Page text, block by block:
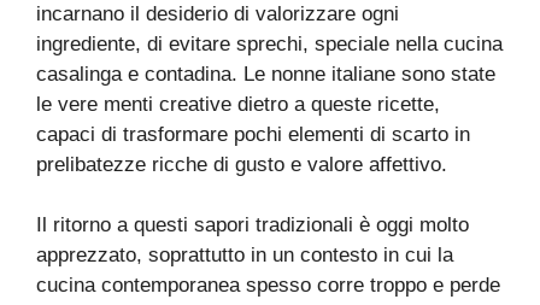
incarnano il desiderio di valorizzare ogni
ingrediente, di evitare sprechi, speciale nella cucina
casalinga e contadina. Le nonne italiane sono state
le vere menti creative dietro a queste ricette,
capaci di trasformare pochi elementi di scarto in
prelibatezze ricche di gusto e valore affettivo.
Il ritorno a questi sapori tradizionali è oggi molto
apprezzato, soprattutto in un contesto in cui la
cucina contemporanea spesso corre troppo e perde